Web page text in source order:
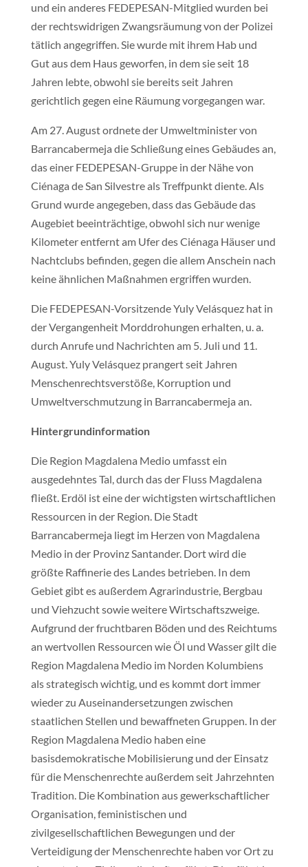
und ein anderes FEDEPESAN-Mitglied wurden bei
der rechtswidrigen Zwangsräumung von der Polizei
tätlich angegriffen. Sie wurde mit ihrem Hab und
Gut aus dem Haus geworfen, in dem sie seit 18
Jahren lebte, obwohl sie bereits seit Jahren
gerichtlich gegen eine Räumung vorgegangen war.
Am 27. August ordnete der Umweltminister von
Barrancabermeja die Schließung eines Gebäudes an,
das einer FEDEPESAN-Gruppe in der Nähe von
Ciénaga de San Silvestre als Treffpunkt diente. Als
Grund wurde angegeben, dass das Gebäude das
Augebiet beeinträchtige, obwohl sich nur wenige
Kilometer entfernt am Ufer des Ciénaga Häuser und
Nachtclubs befinden, gegen die allem Anschein nach
keine ähnlichen Maßnahmen ergriffen wurden.
Die FEDEPESAN-Vorsitzende Yuly Velásquez hat in
der Vergangenheit Morddrohungen erhalten, u. a.
durch Anrufe und Nachrichten am 5. Juli und 11.
August. Yuly Velásquez prangert seit Jahren
Menschenrechtsverstöße, Korruption und
Umweltverschmutzung in Barrancabermeja an.
Hintergrundinformation
Die Region Magdalena Medio umfasst ein
ausgedehntes Tal, durch das der Fluss Magdalena
fließt. Erdöl ist eine der wichtigsten wirtschaftlichen
Ressourcen in der Region. Die Stadt
Barrancabermeja liegt im Herzen von Magdalena
Medio in der Provinz Santander. Dort wird die
größte Raffinerie des Landes betrieben. In dem
Gebiet gibt es außerdem Agrarindustrie, Bergbau
und Viehzucht sowie weitere Wirtschaftszweige.
Aufgrund der fruchtbaren Böden und des Reichtums
an wertvollen Ressourcen wie Öl und Wasser gilt die
Region Magdalena Medio im Norden Kolumbiens
als strategisch wichtig, und es kommt dort immer
wieder zu Auseinandersetzungen zwischen
staatlichen Stellen und bewaffneten Gruppen. In der
Region Magdalena Medio haben eine
basisdemokratische Mobilisierung und der Einsatz
für die Menschenrechte außerdem seit Jahrzehnten
Tradition. Die Kombination aus gewerkschaftlicher
Organisation, feministischen und
zivilgesellschaftlichen Bewegungen und der
Verteidigung der Menschenrechte haben vor Ort zu